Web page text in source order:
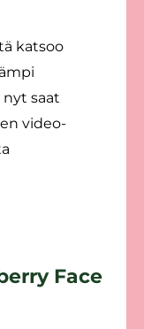
katsoo
nyt saat
video-
Face